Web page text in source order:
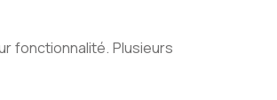
fonctionnalité. Plusieurs